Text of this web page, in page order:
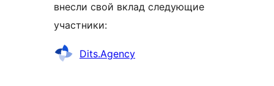
внесли свой вклад следующие
участники:
УчастникиDits.Agency